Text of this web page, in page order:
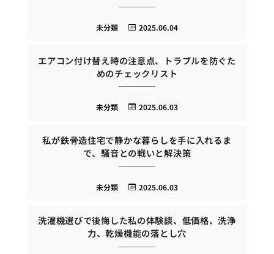
2025.06.04
未分類
エアコン付け替え時の注意点、トラブルを防ぐた
めのチェックリスト
2025.06.03
未分類
私が鉄骨造住宅で静かな暮らしを手に入れるま
で、騒音との戦いと解決策
2025.06.03
未分類
洗濯機選びで後悔した私の体験談、低価格、洗浄
力、乾燥機能の落とし穴